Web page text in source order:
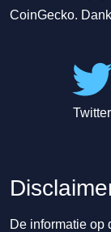
CoinGecko.
Twitter
De informatie op